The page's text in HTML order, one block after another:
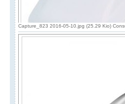
Capture_823 2016-05-10.jpg (25.29 Kio)